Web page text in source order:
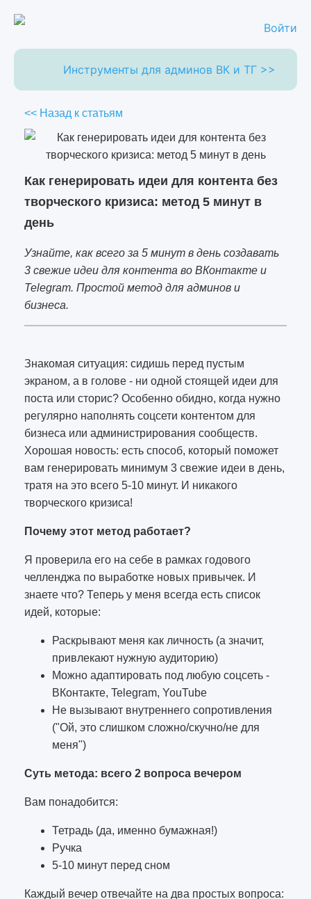
Войти
Инструменты для админов ВК и ТГ >>
<< Назад к статьям
Как генерировать идеи для контента без
творческого кризиса: метод 5 минут в
день
Узнайте, как всего за 5 минут в день создавать
3 свежие идеи для контента во ВКонтакте и
Telegram. Простой метод для админов и
бизнеса.
Знакомая ситуация: сидишь перед пустым
экраном, а в голове - ни одной стоящей идеи для
поста или сторис? Особенно обидно, когда нужно
регулярно наполнять соцсети контентом для
бизнеса или администрирования сообществ.
Хорошая новость: есть способ, который поможет
вам генерировать минимум 3 свежие идеи в день,
тратя на это всего 5-10 минут. И никакого
творческого кризиса!
Почему этот метод работает?
Я проверила его на себе в рамках годового
челленджа по выработке новых привычек. И
знаете что? Теперь у меня всегда есть список
идей, которые:
Раскрывают меня как личность (а значит,
привлекают нужную аудиторию)
Можно адаптировать под любую соцсеть -
ВКонтакте, Telegram, YouTube
Не вызывают внутреннего сопротивления
("Ой, это слишком сложно/скучно/не для
меня")
Суть метода: всего 2 вопроса вечером
Вам понадобится:
Тетрадь (да, именно бумажная!)
Ручка
5-10 минут перед сном
Каждый вечер отвечайте на два простых вопроса: